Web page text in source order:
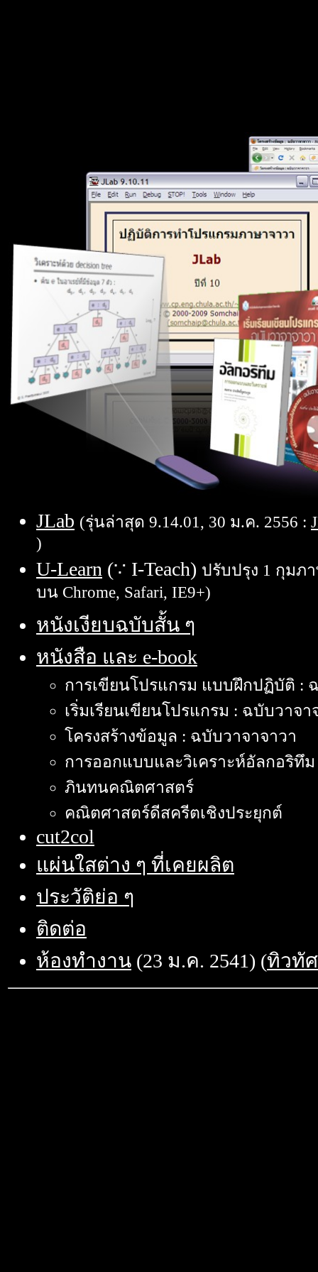
JLab (รุ่นล่าสุด 9.14.01, 30 ม.ค. 2556 :
)
U-Learn (∵ I-Teach) ปรับปรุง 1 กุมภ
บน Chrome, Safari, IE9+)
หนังเงียบฉบับสั้น ๆ
หนังสือ และ e-book
การเขียนโปรแกรม แบบฝึกปฏิบัติ :
เริ่มเรียนเขียนโปรแกรม : ฉบับวาจา
โครงสร้างข้อมูล : ฉบับวาจาจาวา
การออกแบบและวิเคราะห์อัลกอริทึม
ภินทนคณิตศาสตร์
คณิตศาสตร์ดีสครีตเชิงประยุกต์
cut2col
แผ่นใสต่าง ๆ ที่เคยผลิต
ประวัติย่อ ๆ
ติดต่อ
ห้องทำงาน (23 ม.ค. 2541) (ทิวทั